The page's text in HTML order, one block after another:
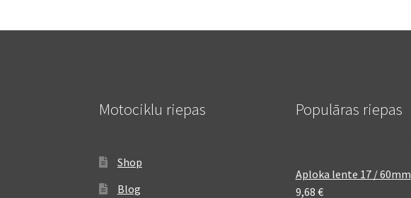
Motociklu riepas
Shop
Blog
Populāras riepas
Aploka lente 17 / 60mm
9,68 €